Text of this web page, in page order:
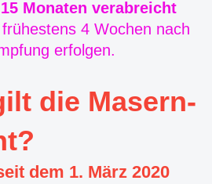
Monaten verabreicht
4 Wochen nach
erfolgen.
die Masern-
dem 1. März 2020